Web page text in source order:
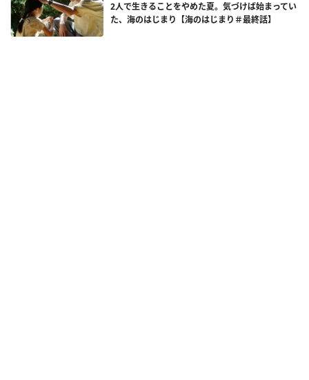
2人で生きることをやめた夏。気づけば始まってい
た、海のはじまり【海のはじまり＃最終話】